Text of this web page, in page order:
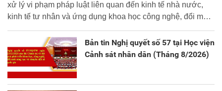
xử lý vi phạm pháp luật liên quan đến kinh tế nhà nước,
kinh tế tư nhân và ứng dụng khoa học công nghệ, đổi mới
Bản tin Nghị quyết số 57 tại Học viện
Cảnh sát nhân dân (Tháng 8/2026)